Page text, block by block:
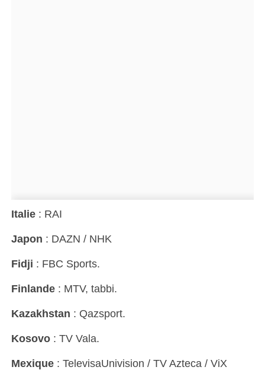
Italie : RAI
Japon : DAZN / NHK
Fidji : FBC Sports.
Finlande : MTV, tabbi.
Kazakhstan : Qazsport.
Kosovo : TV Vala.
Mexique : TelevisaUnivision / TV Azteca / ViX